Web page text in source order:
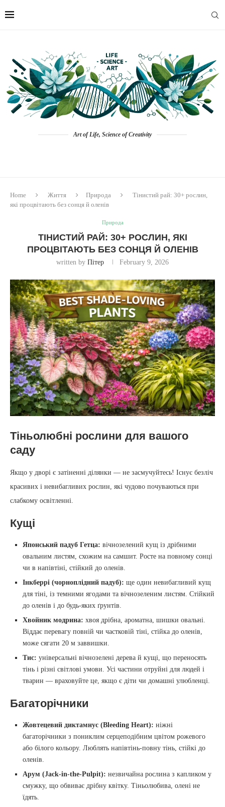
Art of Life, Science of Creativity
Home Життя Природа
Тінистий рай: 30+ рослин,
які процвітають без сонця й оленів
Природа
ТІНИСТИЙ РАЙ: 30+ РОСЛИН, ЯКІ
ПРОЦВІТАЮТЬ БЕЗ СОНЦЯ Й ОЛЕНІВ
written by Пітер February 9, 2026
Тіньолюбні рослини для вашого
саду
Якщо у дворі є затіненні ділянки — не засмучуйтесь! Існує безліч
красивих і невибагливих рослин, які чудово почуваються при
слабкому освітленні.
Кущі
Японський падуб Гетца: вічнозелений кущ із дрібними
овальним листям, схожим на самшит. Росте на повному сонці
чи в напівтіні, стійкий до оленів.
Інкберрі (чорноплідний падуб): ще один невибагливий кущ
для тіні, із темними ягодами та вічнозеленим листям. Стійкий
до оленів і до будь-яких ґрунтів.
Хвойник модрина: хвоя дрібна, ароматна, шишки овальні.
Віддає перевагу повній чи частковій тіні, стійка до оленів,
може сягати 20 м заввишки.
Тис: універсальні вічнозелені дерева й кущі, що переносять
тінь і різні світлові умови. Усі частини отруйні для людей і
тварин — враховуйте це, якщо є діти чи домашні улюбленці.
Багаторічники
Жовтецевий диктамнус (Bleeding Heart): ніжні
багаторічники з пониклим серцеподібним цвітом рожевого
або білого кольору. Люблять напівтінь-повну тінь, стійкі до
оленів.
Арум (Jack-in-the-Pulpit): незвичайна рослина з капликом у
смужку, що обвиває дрібну квітку. Тіньолюбива, олені не
їдять.